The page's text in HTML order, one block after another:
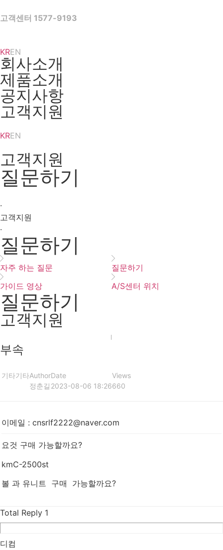
to
고객센터 1577-9193
KREN
회사소개
제품소개
공지사항
고객지원
KREN
고객지원
질문하기
·
고객지원
·
질문하기
자주 하는 질문
질문하기
가이드 영상
A/S센터 위치
질문하기
고객지원
부속
기타기타Author
정춘길
Date
2023-08-06 18:26
Views
660
이메일 : cnsrlf2222@naver.com
요것 구매 가능할까요?
kmC-2500st
볼 과 유니트 구매 가능할까요?
Total Reply 1
디컴